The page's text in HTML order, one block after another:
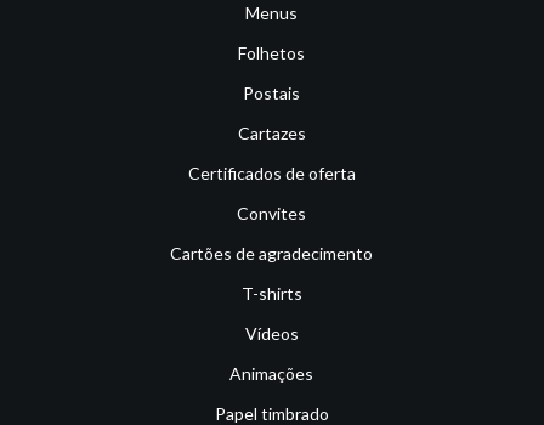
Menus
Folhetos
Postais
Cartazes
Certificados de oferta
Convites
Cartões de agradecimento
T-shirts
Vídeos
Animações
Papel timbrado